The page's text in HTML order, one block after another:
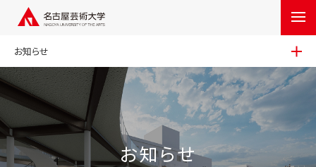
お知らせ
お知らせ